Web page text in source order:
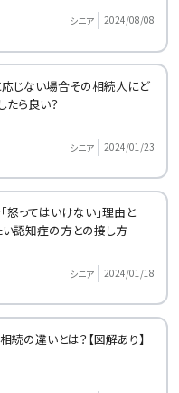
シニア 2024/08/08
じない場合その相続人にど
たら良い？
シニア 2024/01/23
怒ってはいけない」理由と
い認知症の方との接し方
シニア 2024/01/18
続の違いとは？【図解あり】